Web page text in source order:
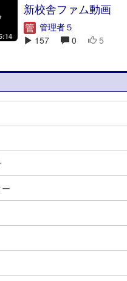
新校舎ファム動画
管理者５
157
0 5